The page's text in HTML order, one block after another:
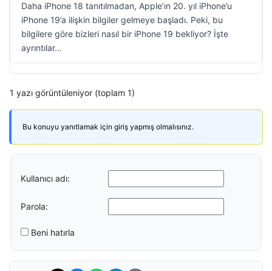
Daha iPhone 18 tanıtılmadan, Apple’ın 20. yıl iPhone’u
iPhone 19’a ilişkin bilgiler gelmeye başladı. Peki, bu
bilgilere göre bizleri nasıl bir iPhone 19 bekliyor? İşte
ayrıntılar…
1 yazı görüntüleniyor (toplam 1)
Bu konuyu yanıtlamak için giriş yapmış olmalısınız.
Kullanıcı adı:
Parola:
Beni hatırla